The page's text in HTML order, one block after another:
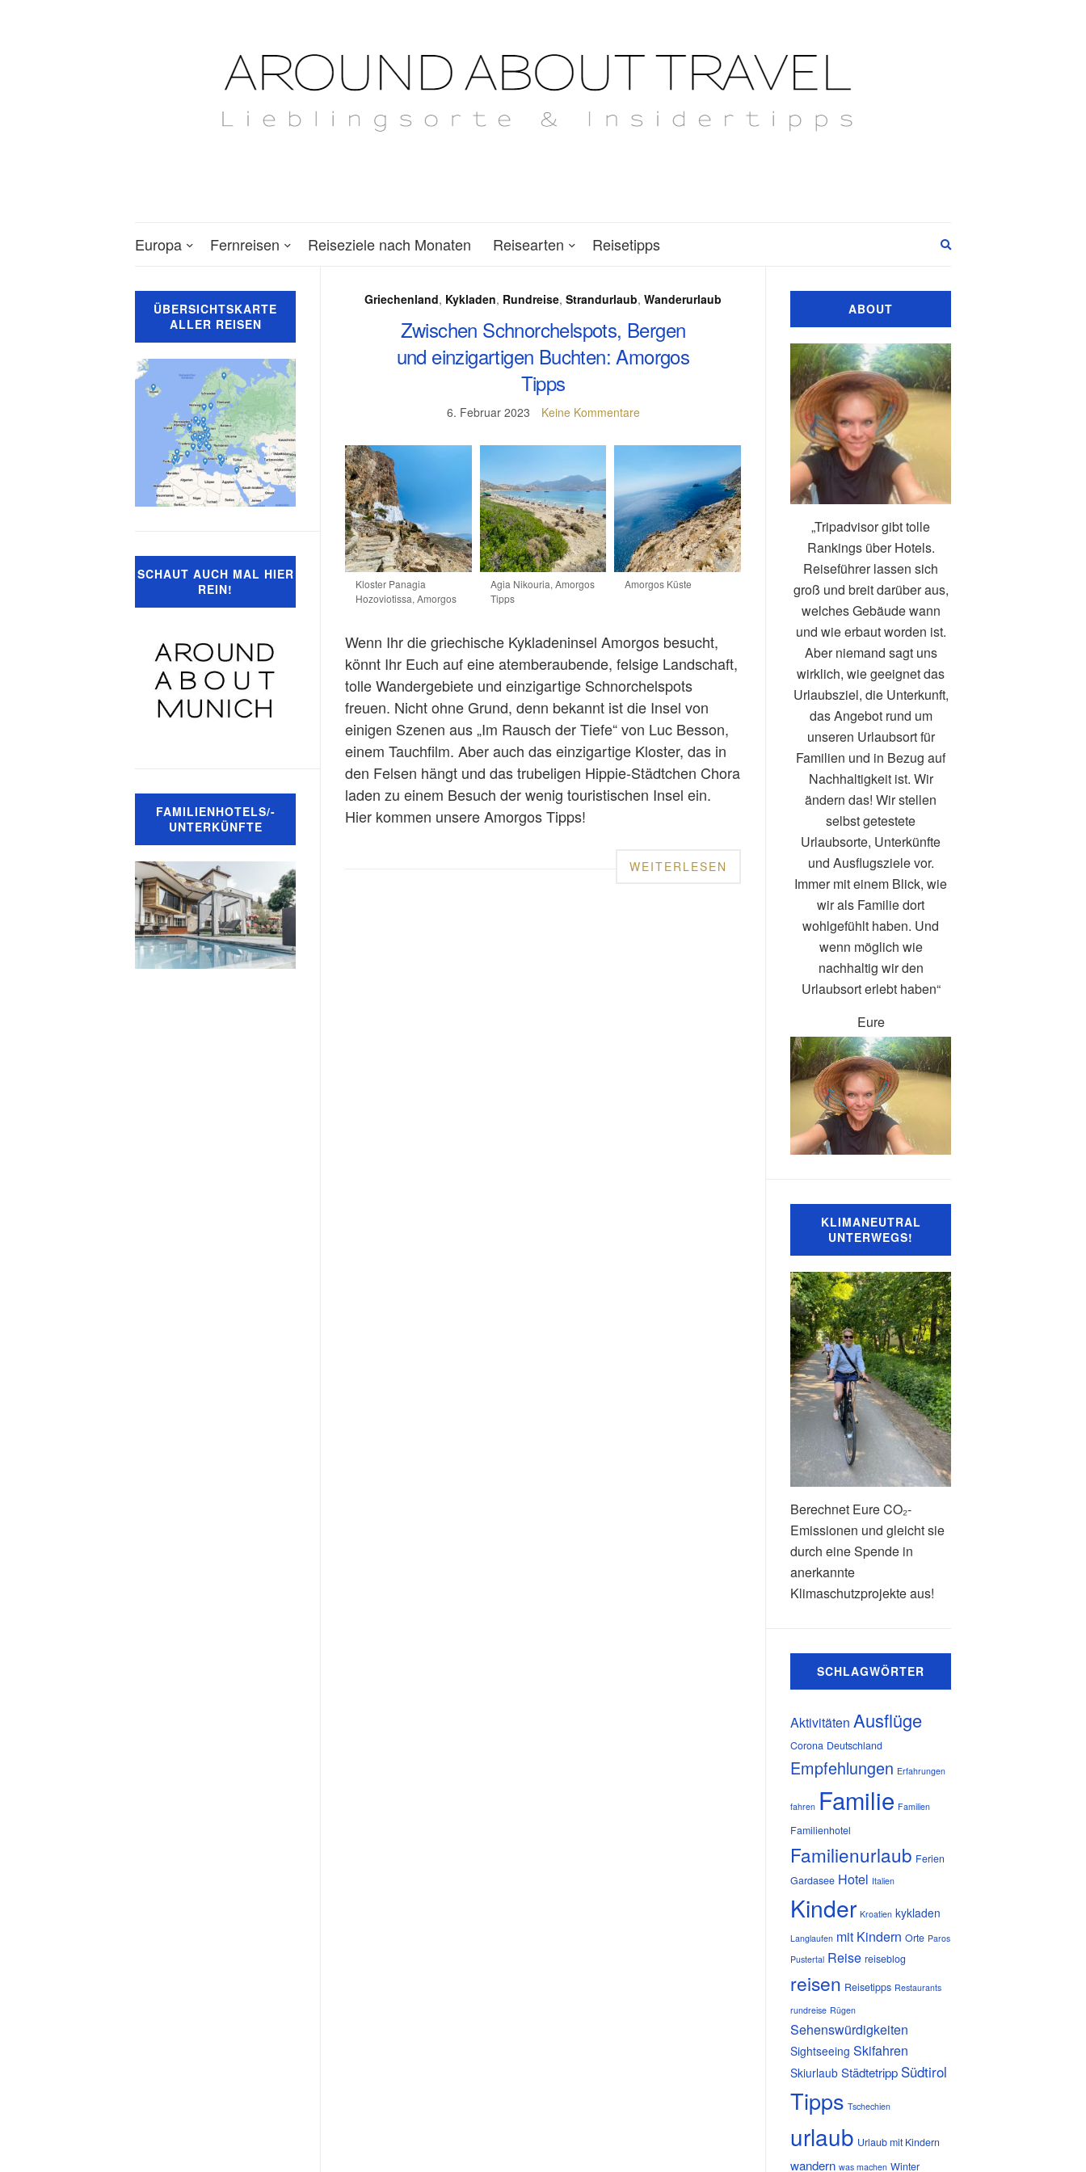
Europa Fernreisen Reiseziele nach Monaten Reisearten Reisetipps
Griechenland, Kykladen, Rundreise, Strandurlaub, Wanderurlaub
Zwischen Schnorchelspots, Bergen
und einzigartigen Buchten: Amorgos
Tipps
6. Februar 2023 Keine Kommentare
Kloster Panagia
Hozoviotissa, Amorgos
Agia Nikouria, Amorgos
Tipps
Amorgos Küste
Wenn Ihr die griechische Kykladeninsel Amorgos besucht,
könnt Ihr Euch auf eine atemberaubende, felsige Landschaft,
tolle Wandergebiete und einzigartige Schnorchelspots
freuen. Nicht ohne Grund, denn bekannt ist die Insel von
einigen Szenen aus „Im Rausch der Tiefe“ von Luc Besson,
einem Tauchfilm. Aber auch das einzigartige Kloster, das in
den Felsen hängt und das trubeligen Hippie-Städtchen Chora
laden zu einem Besuch der wenig touristischen Insel ein.
Hier kommen unsere Amorgos Tipps!
WEITERLESEN
ÜBERSICHTSKARTE
ALLER REISEN
SCHAUT AUCH MAL HIER
REIN!
FAMILIENHOTELS/-
UNTERKÜNFTE
ABOUT
„Tripadvisor gibt tolle
Rankings über Hotels.
Reiseführer lassen sich
groß und breit darüber aus,
welches Gebäude wann
und wie erbaut worden ist.
Aber niemand sagt uns
wirklich, wie geeignet das
Urlaubsziel, die Unterkunft,
das Angebot rund um
unseren Urlaubsort für
Familien und in Bezug auf
Nachhaltigkeit ist. Wir
ändern das! Wir stellen
selbst getestete
Urlaubsorte, Unterkünfte
und Ausflugsziele vor.
Immer mit einem Blick, wie
wir als Familie dort
wohlgefühlt haben. Und
wenn möglich wie
nachhaltig wir den
Urlaubsort erlebt haben“
Eure
KLIMANEUTRAL
UNTERWEGS!
Berechnet Eure CO₂-
Emissionen und gleicht sie
durch eine Spende in
anerkannte
Klimaschutzprojekte aus!
SCHLAGWÖRTER
Aktivitäten Ausflüge
Corona Deutschland
Empfehlungen Erfahrungen
fahren Familie Familien
Familienhotel
Familienurlaub Ferien
Gardasee Hotel Italien
Kinder Kroatien kykladen
Langlaufen mit Kindern Orte Paros
Pustertal Reise reiseblog
reisen Reisetipps Restaurants
rundreise Rügen
Sehenswürdigkeiten
Sightseeing Skifahren
Skiurlaub Städtetripp Südtirol
Tipps Tschechien
urlaub Urlaub mit Kindern
wandern was machen Winter